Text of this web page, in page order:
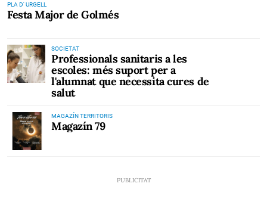
PLA D' URGELL
Festa Major de Golmés
SOCIETAT
Professionals sanitaris a les
escoles: més suport per a
l'alumnat que necessita cures de
salut
MAGAZÍN TERRITORIS
Magazín 79